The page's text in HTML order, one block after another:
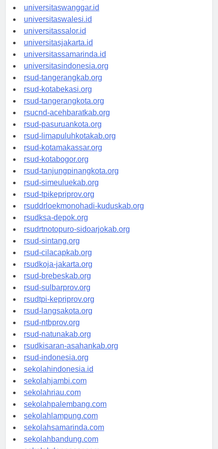
universitassorong.id
universitaswanggar.id
universitaswalesi.id
universitassalor.id
universitasjakarta.id
universitassamarinda.id
universitasindonesia.org
rsud-tangerangkab.org
rsud-kotabekasi.org
rsud-tangerangkota.org
rsucnd-acehbaratkab.org
rsud-pasuruankota.org
rsud-limapuluhkotakab.org
rsud-kotamakassar.org
rsud-kotabogor.org
rsud-tanjungpinangkota.org
rsud-simeuluekab.org
rsud-tpikepriprov.org
rsuddrloekmonohadi-kuduskab.org
rsudksa-depok.org
rsudrtnotopuro-sidoarjokab.org
rsud-sintang.org
rsud-cilacapkab.org
rsudkoja-jakarta.org
rsud-brebeskab.org
rsud-sulbarprov.org
rsudtpi-kepriprov.org
rsud-langsakota.org
rsud-ntbprov.org
rsud-natunakab.org
rsudkisaran-asahankab.org
rsud-indonesia.org
sekolahindonesia.id
sekolahjambi.com
sekolahriau.com
sekolahpalembang.com
sekolahlampung.com
sekolahsamarinda.com